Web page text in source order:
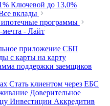
Ключевой до 13,0%
вклады
программы
мечта - Лайт
приложение СБП
с карты на карту
поддержки заемщиков
Стать клиентом через ЕБС
Доверительное
Инвестиции Аккредитив